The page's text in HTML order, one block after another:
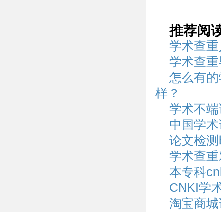
推荐阅
学术查
学术查
怎么有
样？
学术不
中国学
论文检
学术查
本专科
CNKI学
淘宝商